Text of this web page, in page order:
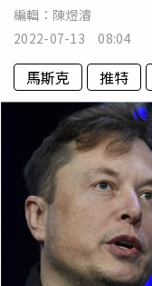
編輯： 陳煜濬
2022-07-13 08:04
馬斯克 推特